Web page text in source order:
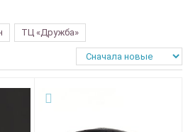
ТЦ «Дружба»